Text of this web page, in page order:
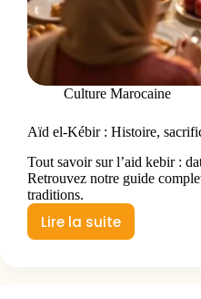
Culture Marocaine
Aïd el-Kébir : Histoire,
Tout savoir sur l’aid kebir :
Retrouvez notre guide
traditions.
Lire la suite
Aïd